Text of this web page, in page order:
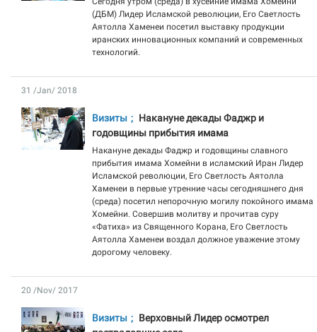
(ДБМ) Лидер Исламской революции, Его Светлость
Аятолла Хаменеи посетил выставку продукции
иранских инновационных компаний и современных
технологий.
31 /Jan/ 2018
Визиты
Накануне декады Фаджр и
годовщины прибытия имама
Накануне декады Фаджр и годовщины славного
прибытия имама Хомейни в исламский Иран Лидер
Исламской революции, Его Светлость Аятолла
Хаменеи в первые утренние часы сегодняшнего дня
(среда) посетил непорочную могилу покойного имама
Хомейни. Совершив молитву и прочитав суру
«Фатиха» из Священного Корана, Его Светлость
Аятолла Хаменеи воздал должное уважение этому
дорогому человеку.
20 /Nov/ 2017
Визиты
Верховный Лидер осмотрел